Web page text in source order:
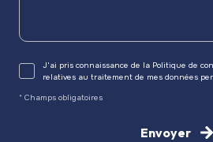
J'ai pris connaissance de la Politique de
relatives au traitement de mes données
* Champs obligatoires
Envoyer